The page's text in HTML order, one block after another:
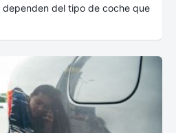
dependen del tipo de coche que